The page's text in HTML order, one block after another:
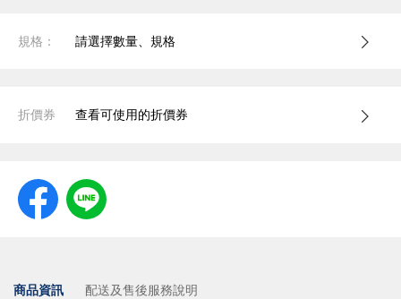
規格： 請選擇數量、規格
折價券 查看可使用的折價券
商品資訊 配送及售後服務說明